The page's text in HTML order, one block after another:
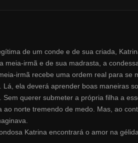
de um conde e de sua criada,
meia-irmã e de sua madrasta, a
irmã recebe uma ordem real para
Lá, ela deverá aprender boas maneiras
Sem querer submeter a própria filha a
ao norte tremendo de medo. Mas, ao
Katrina encontrará o amor na